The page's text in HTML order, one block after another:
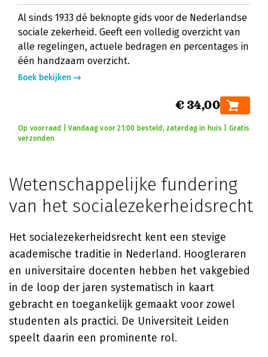
Al sinds 1933 dé beknopte gids voor de Nederlandse
sociale zekerheid. Geeft een volledig overzicht van
alle regelingen, actuele bedragen en percentages in
één handzaam overzicht.
Boek bekijken
€ 34,00
Op voorraad | Vandaag voor 21:00 besteld, zaterdag in huis | Gratis
verzonden
Wetenschappelijke fundering
van het socialezekerheidsrecht
Het socialezekerheidsrecht kent een stevige
academische traditie in Nederland. Hoogleraren
en universitaire docenten hebben het vakgebied
in de loop der jaren systematisch in kaart
gebracht en toegankelijk gemaakt voor zowel
studenten als practici. De Universiteit Leiden
speelt daarin een prominente rol.